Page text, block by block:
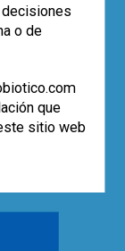
los
o de
que
sitio web